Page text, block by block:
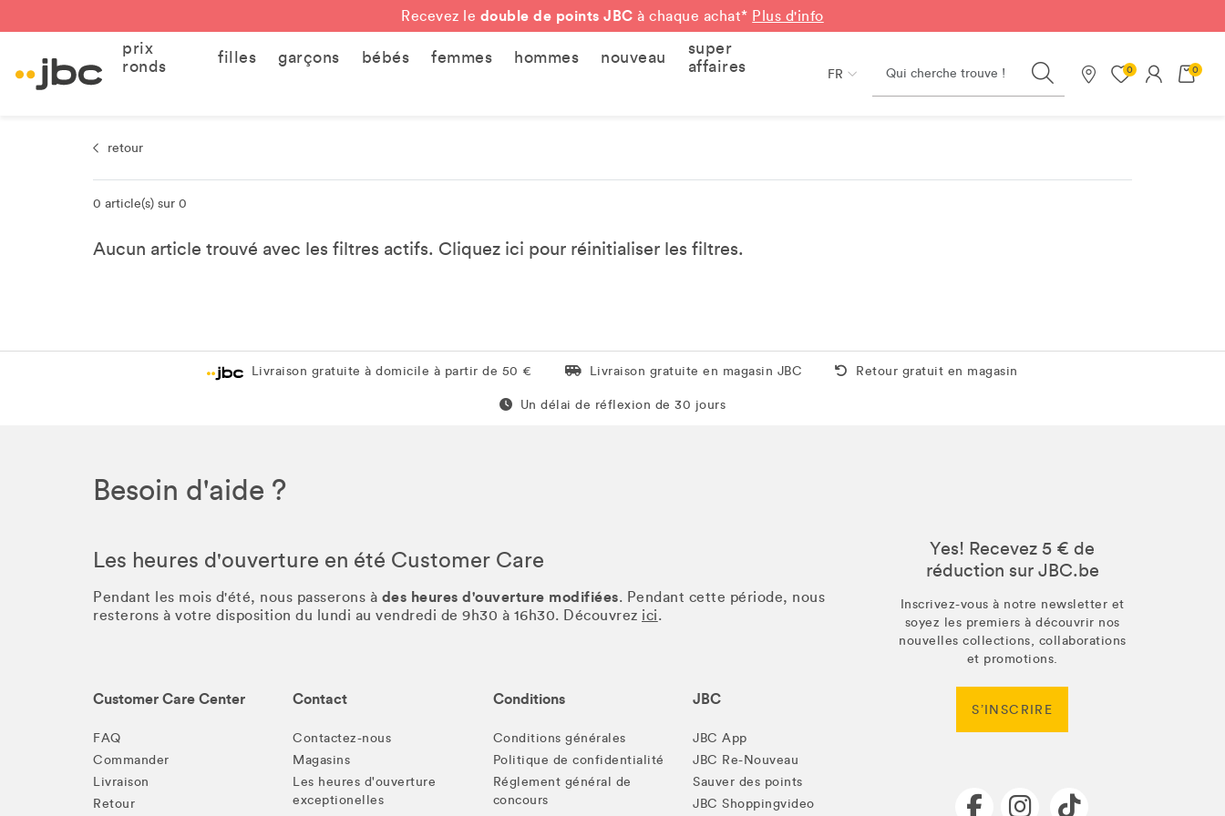
Recevez le double de points JBC à chaque achat* Plus d'info
prix
ronds
filles garçons bébés femmes hommes nouveau
super
affaires
FR Search
Nos magasins
0 0
retour
0 article(s) sur 0
Aucun article trouvé avec les filtres actifs. Cliquez ici pour réinitialiser les filtres.
Livraison gratuite à domicile à partir de 50 € Livraison gratuite en magasin JBC
Livraison gratuite en magasin JBC Retour gratuit aussi en magasin
Retour gratuit en magasin
Un délai de réflexion de 60 jours
Un délai de réflexion de 30 jours
Besoin d'aide ?
Les heures d'ouverture en été Customer Care
Pendant les mois d'été, nous passerons à des heures d'ouverture modifiées. Pendant cette période, nous
resterons à votre disposition du lundi au vendredi de 9h30 à 16h30. Découvrez ici.
Customer Care Center
FAQ
Commander
Livraison
Retour
Contact
Contactez-nous
Magasins
Les heures d'ouverture
exceptionelles
Conditions
Conditions générales
Politique de confidentialité
Réglement général de
concours
JBC
JBC App
JBC Re-Nouveau
Sauver des points
JBC Shoppingvideo
Yes! Recevez 5 € de
réduction sur JBC.be
Inscrivez-vous à notre newsletter et
soyez les premiers à découvrir nos
nouvelles collections, collaborations
et promotions.
S’INSCRIRE